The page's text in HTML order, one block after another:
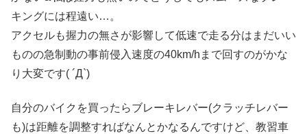
キングには程遠い…。
アクセルも握力の無さが影響して低速で走る分はまだいい
ものの急制動の事前侵入速度の40km/hまで回すのがかな
り大変です( ´Д`)
自分のバイクを買ったらブレーキレバー(クラッチレバー
も)は距離を調整すればなんとかなるんですけど、教習車